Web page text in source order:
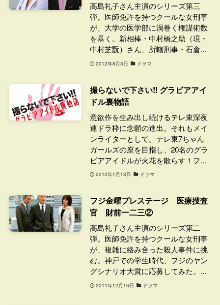
高島礼子さん主演のシリーズ第三
弾。医師免許を持つクールな女刑事
が、大学の医学部に渦巻く権謀術数
を暴く。新相棒・中村橋之助（現・
中村芝翫）さん、所轄刑事・石倉...
2012年8月3日 ドラマ
撮らないで下さい!! グラビアアイ
ドル裏物語
意欲作を生み出し続けるテレ東深夜
連ドラ枠に念願の進出。それもメイ
ンライターとして。テレ東7ちゃん
ガールズの座を目指し、20名のグラ
ビアアイドルが火花を散らす！フ...
2012年1月13日 ドラマ
フジ金曜プレステージ 医療捜査
官 財前一二三②
高島礼子さん主演のシリーズ第二
弾。医師免許を持つクールな女刑事
が、複雑に絡み合った殺人事件に挑
む。神戸での学生時代、フジのヤン
グシナリオ大賞に応募してみた。...
2011年12月16日 ドラマ